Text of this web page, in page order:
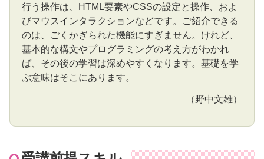
行う操作は、HTML要素やCSSの設定と操作、およ
びマウスインタラクションなどです。ご紹介できる
のは、ごくかぎられた機能にすぎません。けれど、
基本的な構文やプログラミングの考え方がわかれ
ば、その後の学習は深めやすくなります。基礎を学
ぶ意味はそこにあります。
（野中文雄）